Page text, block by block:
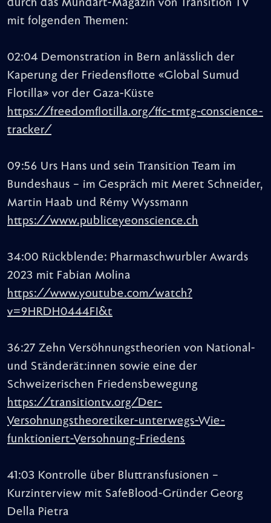
durch das Mundart-Magazin von Transition TV
mit folgenden Themen:
02:04 Demonstration in Bern anlässlich der
Kaperung der Friedensflotte «Global Sumud
Flotilla» vor der Gaza-Küste
https://freedomflotilla.org/ffc-tmtg-conscience-
tracker/
09:56 Urs Hans und sein Transition Team im
Bundeshaus – im Gespräch mit Meret Schneider,
Martin Haab und Rémy Wyssmann
https://www.publiceyeonscience.ch
34:00 Rückblende: Pharmaschwurbler Awards
2023 mit Fabian Molina
https://www.youtube.com/watch?
v=9HRDH0444FI&t
36:27 Zehn Versöhnungstheorien von National-
und Ständerät:innen sowie eine der
Schweizerischen Friedensbewegung
https://transitiontv.org/Der-
Versohnungstheoretiker-unterwegs-Wie-
funktioniert-Versohnung-Friedens
41:03 Kontrolle über Bluttransfusionen –
Kurzinterview mit SafeBlood-Gründer Georg
Della Pietra